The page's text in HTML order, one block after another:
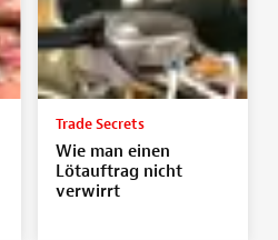
Trade Secrets
Wie man einen
Lötauftrag nicht
verwirrt